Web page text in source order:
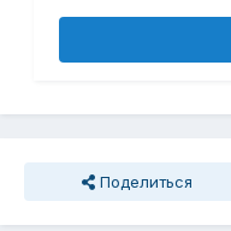
Поделиться